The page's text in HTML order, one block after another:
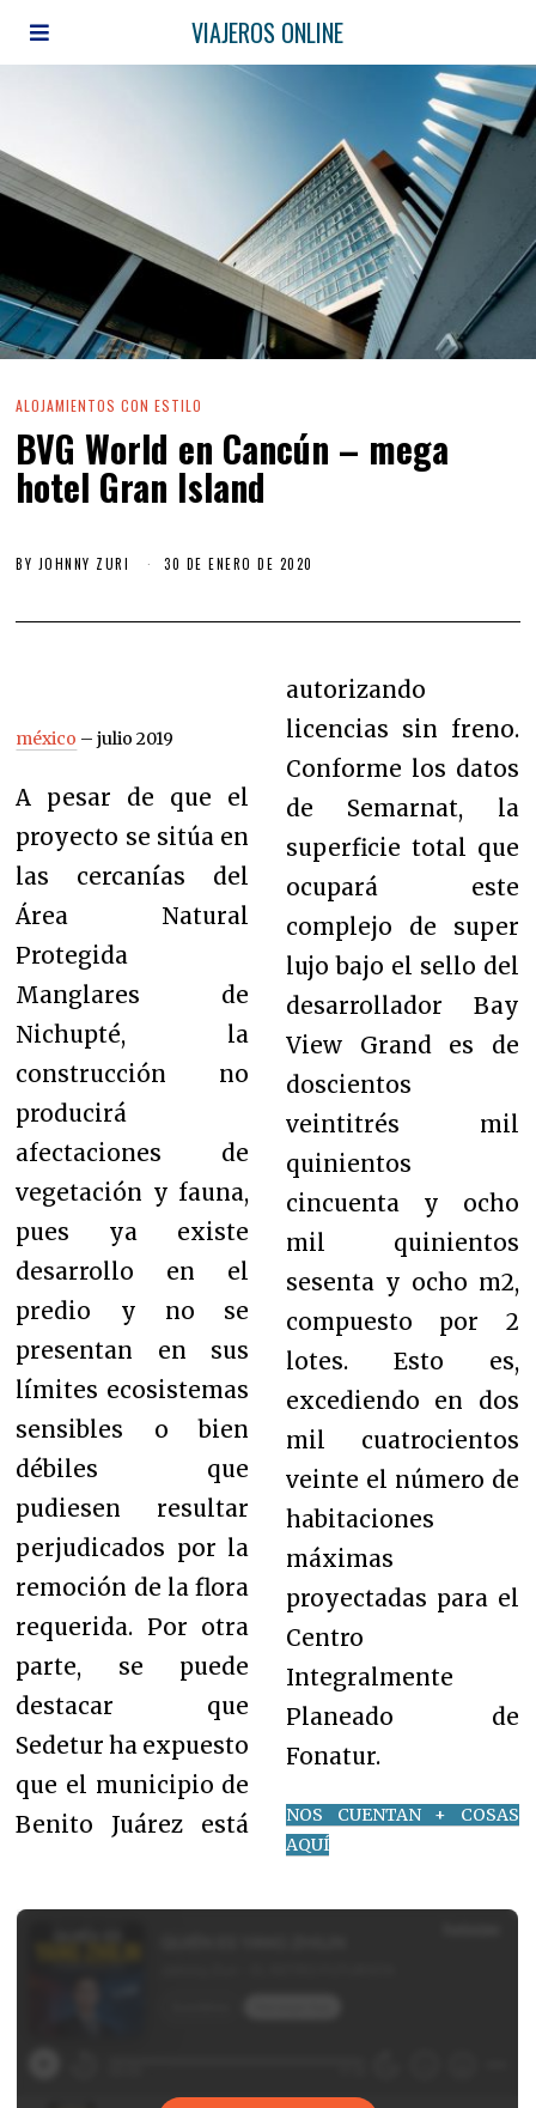
VIAJEROS ONLINE
ALOJAMIENTOS CON ESTILO
BVG World en Cancún – mega
hotel Gran Island
BY JOHNNY ZURI 30 DE ENERO DE 2020
méxico – julio 2019
A pesar de que el
proyecto se sitúa en
las cercanías del
Área Natural
Protegida
Manglares de
Nichupté, la
construcción no
producirá
afectaciones de
vegetación y fauna,
pues ya existe
desarrollo en el
predio y no se
presentan en sus
límites ecosistemas
sensibles o bien
débiles que
pudiesen resultar
perjudicados por la
remoción de la flora
requerida. Por otra
parte, se puede
destacar que
Sedetur ha expuesto
que el municipio de
Benito Juárez está
autorizando
licencias sin freno.
Conforme los datos
de Semarnat, la
superficie total que
ocupará este
complejo de super
lujo bajo el sello del
desarrollador Bay
View Grand es de
doscientos
veintitrés mil
quinientos
cincuenta y ocho
mil quinientos
sesenta y ocho m2,
compuesto por 2
lotes. Esto es,
excediendo en dos
mil cuatrocientos
veinte el número de
habitaciones
máximas
proyectadas para el
Centro
Integralmente
Planeado de
Fonatur.
NOS CUENTAN + COSAS
AQUÍ